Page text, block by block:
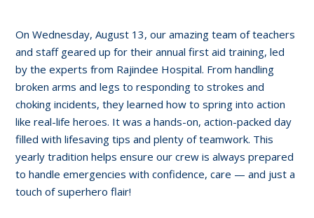
On Wednesday, August 13, our amazing team of teachers
and staff geared up for their annual first aid training, led
by the experts from Rajindee Hospital. From handling
broken arms and legs to responding to strokes and
choking incidents, they learned how to spring into action
like real-life heroes. It was a hands-on, action-packed day
filled with lifesaving tips and plenty of teamwork. This
yearly tradition helps ensure our crew is always prepared
to handle emergencies with confidence, care — and just a
touch of superhero flair!